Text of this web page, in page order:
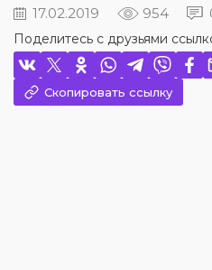
17.02.2019 954
Поделитесь с друзьями
Скопировать ссылку